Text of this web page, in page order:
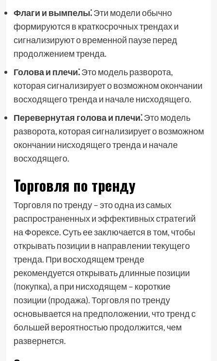
Флаги и вымпелы⁚Эти модели обычно
формируются в краткосрочных трендах и
сигнализируют о временной паузе перед
продолжением тренда.
Голова и плечи⁚Это модель разворота,
которая сигнализирует о возможном окончании
восходящего тренда и начале нисходящего.
Перевернутая голова и плечи⁚Это модель
разворота, которая сигнализирует о возможном
окончании нисходящего тренда и начале
восходящего.
Торговля по тренду
Торговля по тренду – это одна из самых
распространенных и эффективных стратегий
на Форексе. Суть ее заключается в том, чтобы
открывать позиции в направлении текущего
тренда. При восходящем тренде
рекомендуется открывать длинные позиции
(покупка), а при нисходящем – короткие
позиции (продажа). Торговля по тренду
основывается на предположении, что тренд с
большей вероятностью продолжится, чем
развернется.